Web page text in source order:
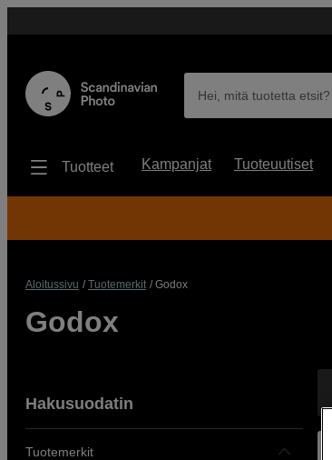
Hei, mitä tuotetta etsit?
Tuotteet Kampanjat Tuoteuutiset
Aloitussivu Tuotemerkit Godox
Godox
Hakusuodatin
Tuotemerkit